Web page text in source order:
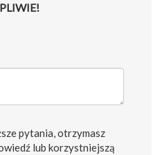
pytania, otrzymasz
lub korzystniejszą